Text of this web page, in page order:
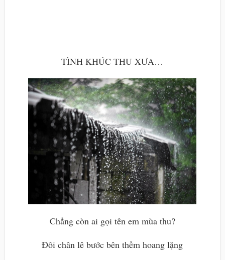
TÌNH KHÚC THU XƯA…
Chẳng còn ai gọi tên em mùa thu?
Đôi chân lê bước bên thềm hoang lặng